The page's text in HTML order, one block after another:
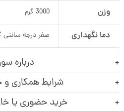
وزن 3000 گرم
دما نگهداری صفر درجه سانتی
درباره
شرایط همکاری و
خرید حضوری یا